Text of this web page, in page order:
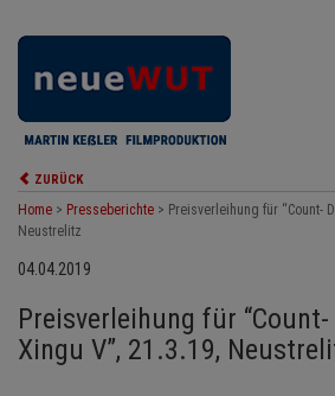
ZURÜCK
Home > Presseberichte > Preisverleihung für “Count-
Neustrelitz
04.04.2019
Preisverleihung für
Xingu V”, 21.3.19,